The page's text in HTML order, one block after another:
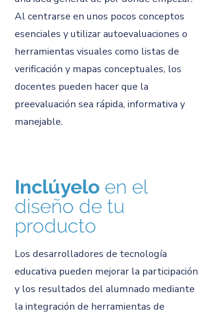
Al centrarse en unos pocos conceptos
esenciales y utilizar autoevaluaciones o
herramientas visuales como listas de
verificación y mapas conceptuales, los
docentes pueden hacer que la
preevaluación sea rápida, informativa y
manejable.
Inclúyelo en el
diseño de tu
producto
Los desarrolladores de tecnología
educativa pueden mejorar la participación
y los resultados del alumnado mediante
la integración de herramientas de